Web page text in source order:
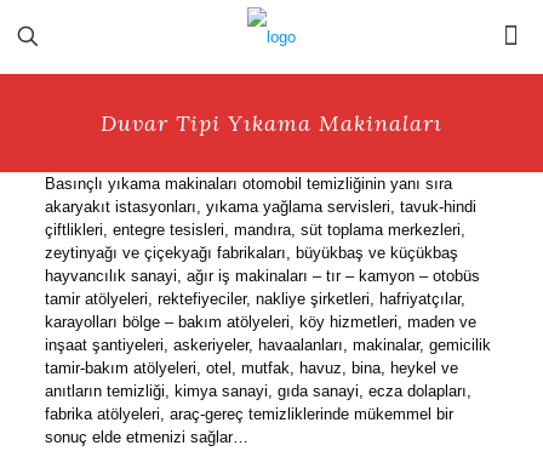
Duvar Tipi Yıkama Makinaları
Basınçlı yıkama makinaları otomobil temizliğinin yanı sıra
akaryakıt istasyonları, yıkama yağlama servisleri, tavuk-hindi
çiftlikleri, entegre tesisleri, mandıra, süt toplama merkezleri,
zeytinyağı ve çiçekyağı fabrikaları, büyükbaş ve küçükbaş
hayvancılık sanayi, ağır iş makinaları – tır – kamyon – otobüs
tamir atölyeleri, rektefiyeciler, nakliye şirketleri, hafriyatçılar,
karayolları bölge – bakım atölyeleri, köy hizmetleri, maden ve
inşaat şantiyeleri, askeriyeler, havaalanları, makinalar, gemicilik
tamir-bakım atölyeleri, otel, mutfak, havuz, bina, heykel ve
anıtların temizliği, kimya sanayi, gıda sanayi, ecza dolapları,
fabrika atölyeleri, araç-gereç temizliklerinde mükemmel bir
sonuç elde etmenizi sağlar…